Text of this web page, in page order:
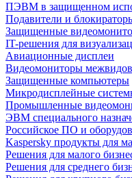
ПЭВМ в защищенном
Подавители и
Защищенные
IT-решения для
Авиационные дисплеи
Видеомониторы
Защищенные компьютеры
Микродисплейные
Промышленные
ЭВМ специального
Российское ПО и
Kaspersky продукты для
Решения для малого
Решения для среднего